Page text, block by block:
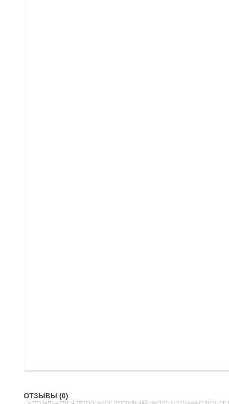
ОТЗЫВЫ (0)
✅АВТОЗАПЧАСТИНА БЕНЗОНАСОС (ТОПЛИВНЫЙ НАСОС) 5102119AA